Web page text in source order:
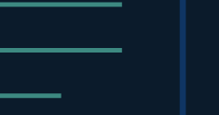
을 갖추고 있다는 점입니다. 산
을, 자연분만 산모에게는 골반